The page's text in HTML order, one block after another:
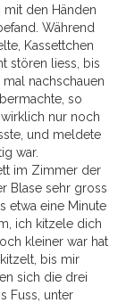
mit den Händen
Während
Kassettchen
stören liess, bis
nachschauen
so
nur noch
und meldete
war.
im Zimmer der
Blase sehr gross
etwa eine Minute
ich kitzele dich
kleiner war hat
bis mir
sich die drei
Fuss, unter